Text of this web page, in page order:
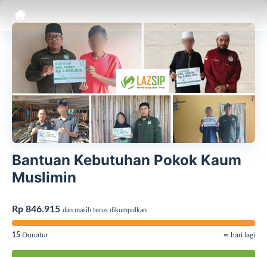
Bantuan Kebutuhan Pokok Kaum
Muslimin
Rp 846.915 dan masih terus dikumpulkan
15 Donatur ∞ hari lagi